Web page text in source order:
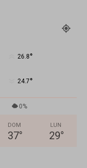
26.8°
24.7°
0%
DOM
37°
LUN
29°